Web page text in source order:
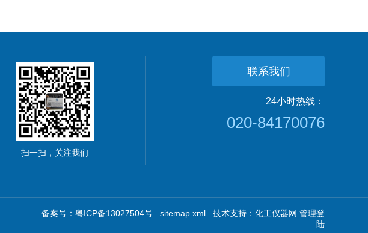
扫一扫，关注我们
联系我们
24小时热线：
020-84170076
备案号：粤ICP备13027504号 sitemap.xml 技术支持： 化工仪器网 管理登
陆